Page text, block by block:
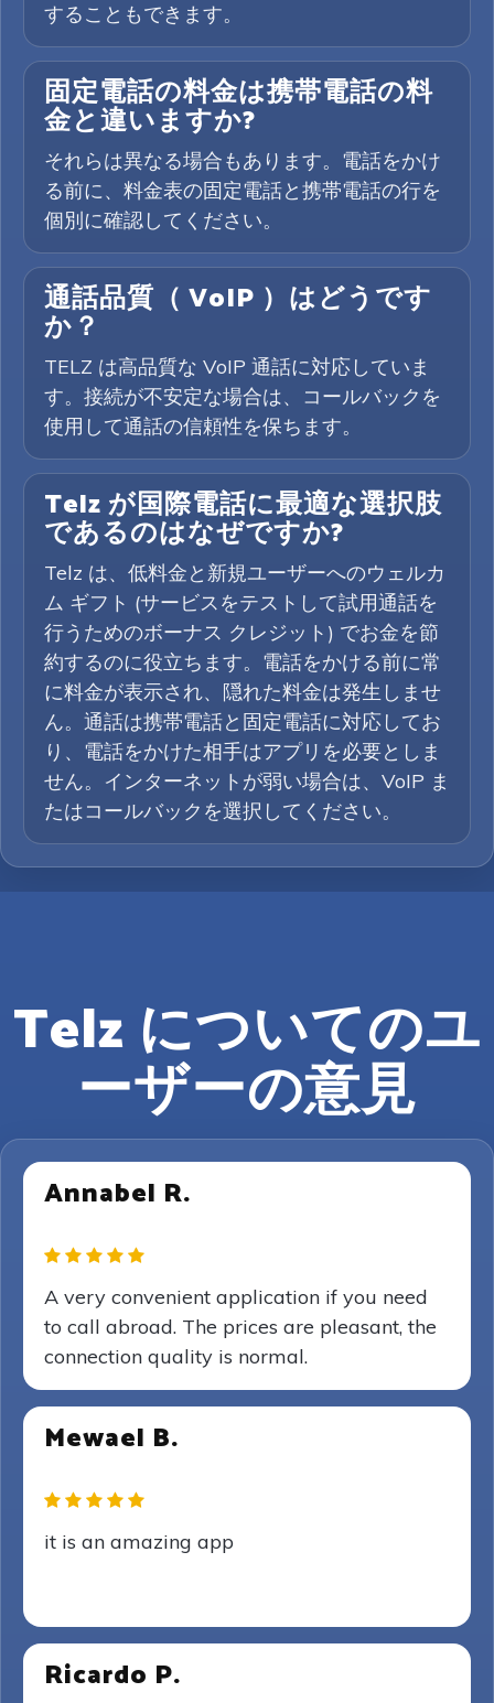
することもできます。
固定電話の料金は携帯電話の料
金と違いますか?
それらは異なる場合もあります。電話をかけ
る前に、料金表の固定電話と携帯電話の行を
個別に確認してください。
通話品質（ VoIP ）はどうです
か？
TELZ は高品質な VoIP 通話に対応していま
す。接続が不安定な場合は、コールバックを
使用して通話の信頼性を保ちます。
Telz が国際電話に最適な選択肢
であるのはなぜですか?
Telz は、低料金と新規ユーザーへのウェルカ
ム ギフト (サービスをテストして試用通話を
行うためのボーナス クレジット) でお金を節
約するのに役立ちます。電話をかける前に常
に料金が表示され、隠れた料金は発生しませ
ん。通話は携帯電話と固定電話に対応してお
り、電話をかけた相手はアプリを必要としま
せん。インターネットが弱い場合は、VoIP ま
たはコールバックを選択してください。
Telz についてのユ
ーザーの意見
Annabel R.
A very convenient application if you need
to call abroad. The prices are pleasant, the
connection quality is normal.
Mewael B.
it is an amazing app
Ricardo P.